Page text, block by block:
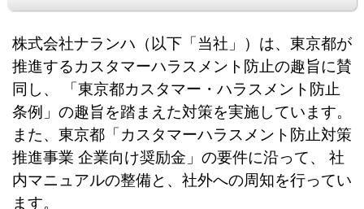
株式会社ナランハ（以下「当社」）は、東京都が
推進するカスタマーハラスメント防止の趣旨に賛
同し、 「東京都カスタマー・ハラスメント防止
条例」の趣旨を踏まえた対策を実施しています。
また、東京都「カスタマーハラスメント防止対策
推進事業 企業向け奨励金」の要件に沿って、 社
内マニュアルの整備と、社外への周知を行ってい
ます。